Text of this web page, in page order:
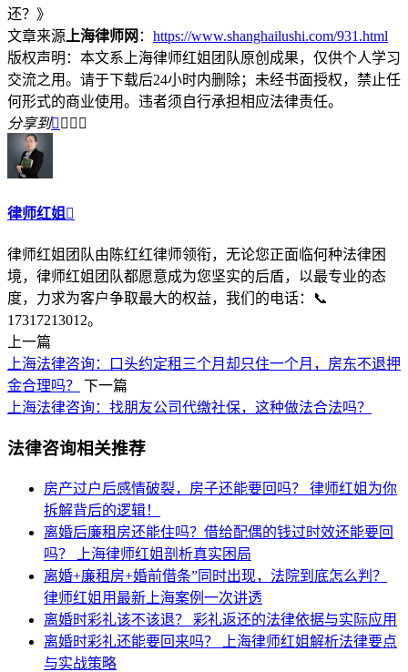
还？》
文章来源 上海律师网 ： https://www.shanghailushi.com/931.html
版权声明：本文系上海律师红姐团队原创成果，仅供个人学习
交流之用。请于下载后24小时内删除；未经书面授权，禁止任
何形式的商业使用。违者须自行承担相应法律责任。
分享到   
律师红姐 
律师红姐团队由陈红红律师领衔，无论您正面临何种法律困
境，律师红姐团队都愿意成为您坚实的后盾，以最专业的态
度，力求为客户争取最大的权益，我们的电话：📞
17317213012。
上一篇
上海法律咨询：口头约定租三个月却只住一个月，房东不退押
金合理吗？
下一篇
上海法律咨询：找朋友公司代缴社保，这种做法合法吗？
法律咨询相关推荐
房产过户后感情破裂，房子还能要回吗？ 律师红姐为你
拆解背后的逻辑！
离婚后廉租房还能住吗？借给配偶的钱过时效还能要回
吗？
上海律师红姐剖析真实困局​​
离婚+廉租房+婚前借条”同时出现，法院到底怎么判？
律师红姐用最新上海案例一次讲透
离婚时彩礼该不该退？ 彩礼返还的法律依据与实际应用
离婚时彩礼还能要回来吗？
上海律师红姐解析法律要点
与实战策略